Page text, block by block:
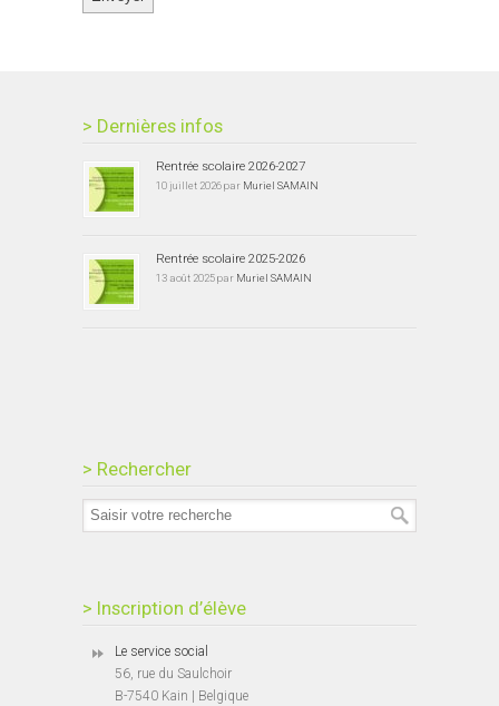
> Dernières infos
Rentrée scolaire 2026-2027
10 juillet 2026 par Muriel SAMAIN
Rentrée scolaire 2025-2026
13 août 2025 par Muriel SAMAIN
> Rechercher
> Inscription d’élève
Le service social
56, rue du Saulchoir
B-7540 Kain | Belgique